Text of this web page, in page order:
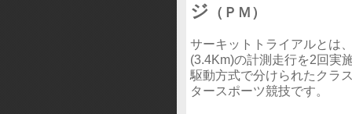
ジ （ＰＭ）
サーキットトライアルとは
(3.4Km)の計測走行を2回実
駆動方式で分けられたクラ
タースポーツ競技です。